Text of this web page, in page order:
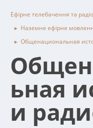
Ефірне телебачення та
► Наземне ефірне
► Общенациональная
ьная
и